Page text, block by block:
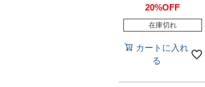
20%OFF
在庫切れ
カートに入れ
る